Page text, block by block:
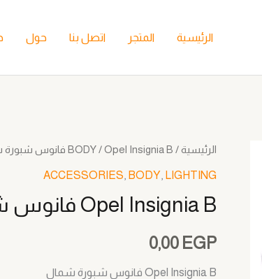
الرئيسية المتجر اتصل بنا حول
الرئيسية/
BODY/ Opel Insignia B فانوس شبورة شمال
ACCESSORIES BODY LIGHTING
Opel Insignia B فانوس شبورة شمال
0,00 EGP
Opel Insignia B فانوس شبورة شمال